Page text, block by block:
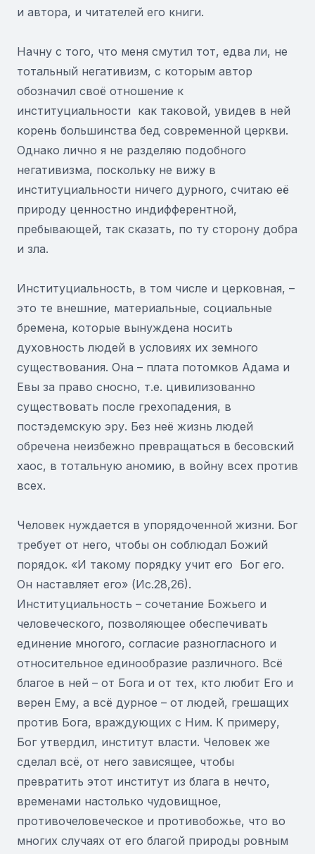
и автора, и читателей его книги.
Начну с того, что меня смутил тот, едва ли, не
тотальный негативизм, с которым автор
обозначил своё отношение к
институциальности как таковой, увидев в ней
корень большинства бед современной церкви.
Однако лично я не разделяю подобного
негативизма, поскольку не вижу в
институциальности ничего дурного, считаю её
природу ценностно индифферентной,
пребывающей, так сказать, по ту сторону добра
и зла.
Институциальность, в том числе и церковная, –
это те внешние, материальные, социальные
бремена, которые вынуждена носить
духовность людей в условиях их земного
существования. Она – плата потомков Адама и
Евы за право сносно, т.е. цивилизованно
существовать после грехопадения, в
постэдемскую эру. Без неё жизнь людей
обречена неизбежно превращаться в бесовский
хаос, в тотальную аномию, в войну всех против
всех.
Человек нуждается в упорядоченной жизни. Бог
требует от него, чтобы он соблюдал Божий
порядок. «И такому порядку учит его Бог его.
Он наставляет его» (Ис.28,26).
Институциальность – сочетание Божьего и
человеческого, позволяющее обеспечивать
единение многого, согласие разногласного и
относительное единообразие различного. Всё
благое в ней – от Бога и от тех, кто любит Его и
верен Ему, а всё дурное – от людей, грешащих
против Бога, враждующих с Ним. К примеру,
Бог утвердил, институт власти. Человек же
сделал всё, от него зависящее, чтобы
превратить этот институт из блага в нечто,
временами настолько чудовищное,
противочеловеческое и противобожье, что во
многих случаях от его благой природы ровным